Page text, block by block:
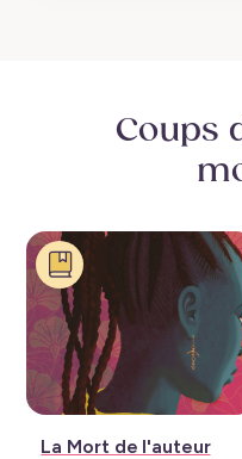
Coups
Livre:
La Mort de l'auteur